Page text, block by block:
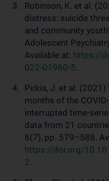
Robinson, K. et al.
distress: suicide
and community
Adolescent
Available at: https://
022-01960-5.
Pirkis, J. et al. (2021)
months of the
interrupted time-
data from 21
8(7), pp. 579–588.
https://doi.org/
2.